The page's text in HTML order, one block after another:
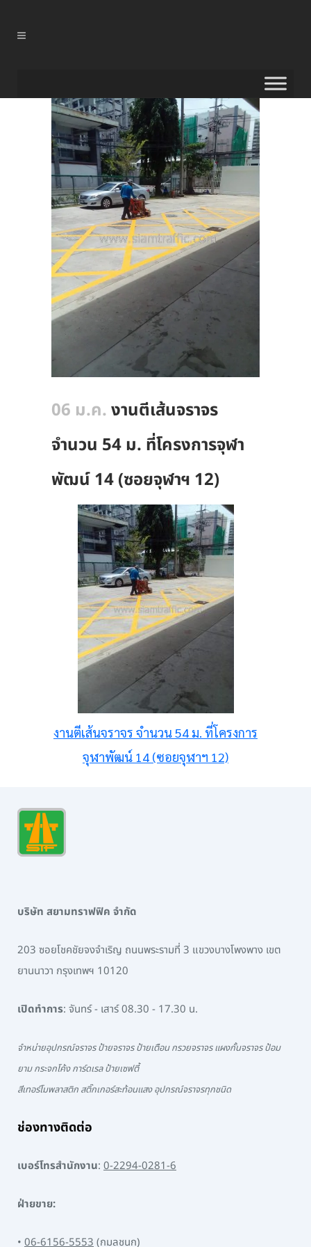
06 ม.ค.งานตีเส้นจราจร
จำนวน 54 ม. ที่โครงการจุฬา
พัฒน์ 14 (ซอยจุฬาฯ 12)
งานตีเส้นจราจร จำนวน 54 ม. ที่โครงการ
จุฬาพัฒน์ 14 (ซอยจุฬาฯ 12)
บริษัท สยามทราฟฟิค จำกัด
203 ซอยโชคชัยจงจำเริญ ถนนพระรามที่ 3 แขวงบางโพงพาง เขต
ยานนาวา กรุงเทพฯ 10120
เปิดทำการ: จันทร์ - เสาร์ 08.30 - 17.30 น.
จำหน่ายอุปกรณ์จราจร ป้ายจราจร ป้ายเตือน กรวยจราจร แผงกั้นจราจร ป้อม
ยาม กระจกโค้ง การ์ดเรล ป้ายเซฟตี้
สีเทอร์โมพลาสติก สติ๊กเกอร์สะท้อนแสง อุปกรณ์จราจรทุกชนิด
ช่องทางติดต่อ
เบอร์โทรสำนักงาน: 0-2294-0281-6
ฝ่ายขาย:
• 06-6156-5553(กมลชนก)